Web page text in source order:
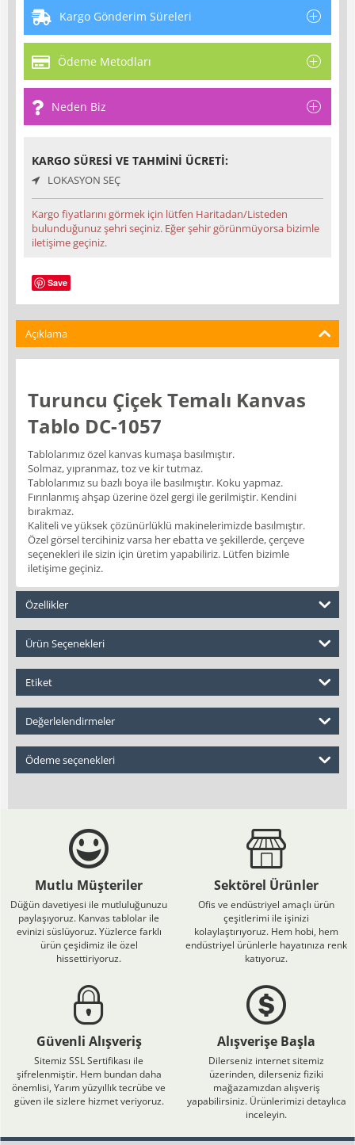
Kargo Gönderim Süreleri
Ödeme Metodları
Neden Biz
KARGO SÜRESI VE TAHMINI ÜCRETI:
LOKASYON SEÇ
Kargo fiyatlarını görmek için lütfen Haritadan/Listeden
bulunduğunuz şehri seçiniz. Eğer şehir görünmüyorsa bizimle
iletişime geçiniz.
Save
Açıklama
Turuncu Çiçek Temalı Kanvas
Tablo DC-1057
Tablolarımız özel kanvas kumaşa basılmıştır.
Solmaz, yıpranmaz, toz ve kir tutmaz.
Tablolarımız su bazlı boya ile basılmıştır. Koku yapmaz.
Fırınlanmış ahşap üzerine özel gergi ile gerilmiştir. Kendini
bırakmaz.
Kaliteli ve yüksek çözünürlüklü makinelerimizde basılmıştır.
Özel görsel tercihiniz varsa her ebatta ve şekillerde, çerçeve
seçenekleri ile sizin için üretim yapabiliriz. Lütfen bizimle
iletişime geçiniz.
Özellikler
Ürün Seçenekleri
Etiket
Değerlelendirmeler
Ödeme seçenekleri
Mutlu Müşteriler
Düğün davetiyesi ile mutluluğunuzu
paylaşıyoruz. Kanvas tablolar ile
evinizi süslüyoruz. Yüzlerce farklı
ürün çeşidimiz ile özel
hissettiriyoruz.
Sektörel Ürünler
Ofis ve endüstriyel amaçlı ürün
çeşitlerimi ile işinizi
kolaylaştırıyoruz. Hem hobi, hem
endüstriyel ürünlerle hayatınıza renk
katıyoruz.
Güvenli Alışveriş
Sitemiz SSL Sertifikası ile
şifrelenmiştir. Hem bundan daha
önemlisi, Yarım yüzyıllık tecrübe ve
güven ile sizlere hizmet veriyoruz.
Alışverişe Başla
Dilerseniz internet sitemiz
üzerinden, dilerseniz fiziki
mağazamızdan alışveriş
yapabilirsiniz. Ürünlerimizi detaylıca
inceleyin.